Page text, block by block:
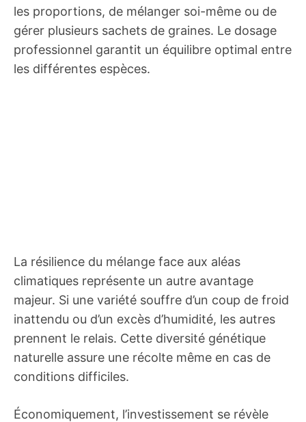
les proportions, de mélanger soi-même ou de
gérer plusieurs sachets de graines. Le dosage
professionnel garantit un équilibre optimal entre
les différentes espèces.
La résilience du mélange face aux aléas
climatiques représente un autre avantage
majeur. Si une variété souffre d’un coup de froid
inattendu ou d’un excès d’humidité, les autres
prennent le relais. Cette diversité génétique
naturelle assure une récolte même en cas de
conditions difficiles.
Économiquement, l’investissement se révèle